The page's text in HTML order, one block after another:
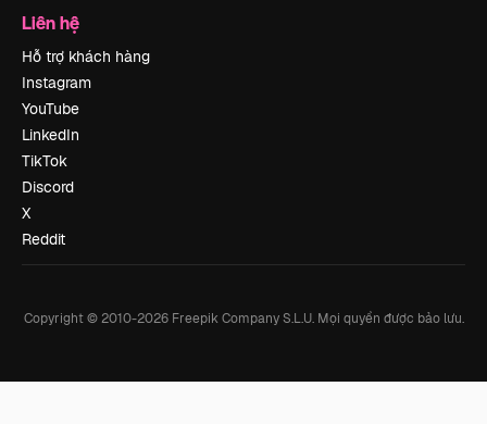
Liên hệ
Hỗ trợ khách hàng
Instagram
YouTube
LinkedIn
TikTok
Discord
X
Reddit
Copyright © 2010-2026Freepik Company S.L.U. Mọi quyền được bảo lưu.